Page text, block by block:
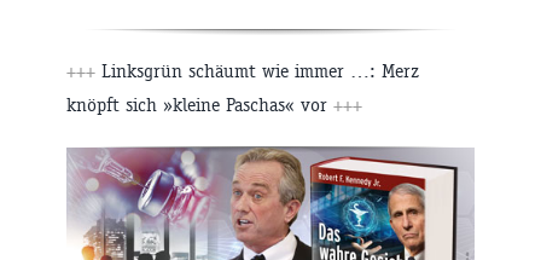
+++ Linksgrün schäumt wie immer …: Merz
knöpft sich »kleine Paschas« vor +++